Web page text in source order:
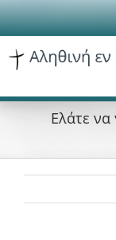
Skip
to
content
Ελάτε να